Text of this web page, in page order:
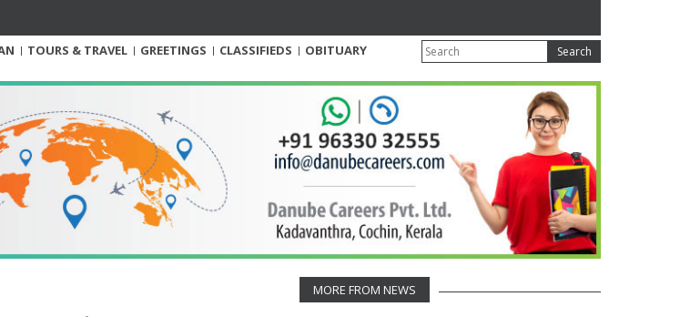
TOURS & TRAVEL GREETINGS CLASSIFIEDS OBITUARY Search
MORE FROM NEWS